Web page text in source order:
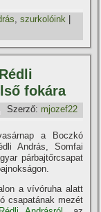
,szurkolóink
fokára
Szerző: mjozef22
a Boczkó
András, Somfai
párbajtőrcsapat
a ví­vóruha alatt
csapatának mezét